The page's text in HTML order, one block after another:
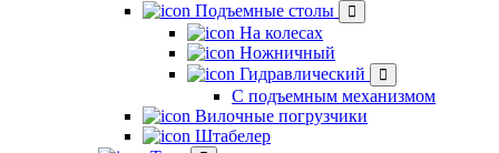
Подъемные столы
На колесах
Ножничный
Гидравлический
С подъемным механизмом
Вилочные погрузчики
Штабелер